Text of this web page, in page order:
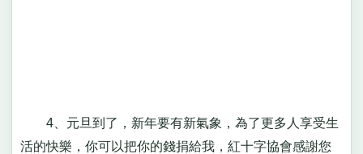
4、元旦到了，新年要有新氣象，為了更多人享受生
活的快樂，你可以把你的錢捐給我，紅十字協會感謝您